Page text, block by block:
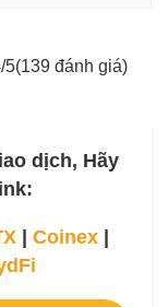
5(139 đánh giá)
dịch, Hãy
Coinex